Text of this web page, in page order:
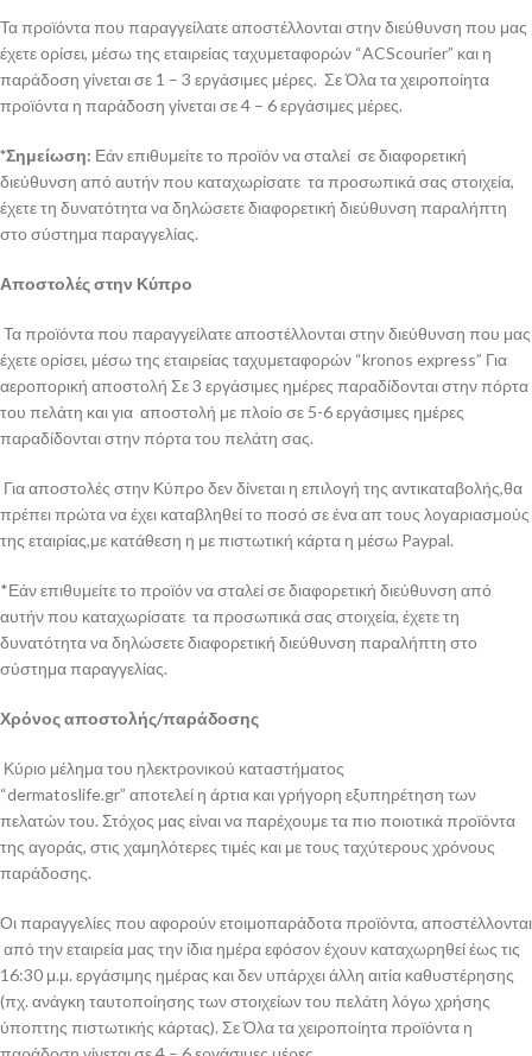
Τα προϊόντα που παραγγείλατε αποστέλλονται στην διεύθυνση που μας
έχετε ορίσει, μέσω της εταιρείας ταχυμεταφορών “ACScourier” και η
παράδοση γίνεται σε 1 – 3 εργάσιμες μέρες. Σε Όλα τα χειροποίητα
προϊόντα η παράδοση γίνεται σε 4 – 6 εργάσιμες μέρες.
*Σημείωση: Εάν επιθυμείτε το προϊόν να σταλεί σε διαφορετική
διεύθυνση από αυτήν που καταχωρίσατε τα προσωπικά σας στοιχεία,
έχετε τη δυνατότητα να δηλώσετε διαφορετική διεύθυνση παραλήπτη
στο σύστημα παραγγελίας.
Αποστολές στην Κύπρο
Τα προϊόντα που παραγγείλατε αποστέλλονται στην διεύθυνση που μας
έχετε ορίσει, μέσω της εταιρείας ταχυμεταφορών “kronos express” Για
αεροπορική αποστολή Σε 3 εργάσιμες ημέρες παραδίδονται στην πόρτα
του πελάτη και για αποστολή με πλοίο σε 5-6 εργάσιμες ημέρες
παραδίδονται στην πόρτα του πελάτη σας.
Για αποστολές στην Κύπρο δεν δίνεται η επιλογή της αντικαταβολής,θα
πρέπει πρώτα να έχει καταβληθεί το ποσό σε ένα απ τους λογαριασμούς
της εταιρίας,με κατάθεση η με πιστωτική κάρτα η μέσω Paypal.
*Εάν επιθυμείτε το προϊόν να σταλεί σε διαφορετική διεύθυνση από
αυτήν που καταχωρίσατε τα προσωπικά σας στοιχεία, έχετε τη
δυνατότητα να δηλώσετε διαφορετική διεύθυνση παραλήπτη στο
σύστημα παραγγελίας.
Χρόνος αποστολής/παράδοσης
Κύριο μέλημα του ηλεκτρονικού καταστήματος
“dermatoslife.gr” αποτελεί η άρτια και γρήγορη εξυπηρέτηση των
πελατών του. Στόχος μας είναι να παρέχουμε τα πιο ποιοτικά προϊόντα
της αγοράς, στις χαμηλότερες τιμές και με τους ταχύτερους χρόνους
παράδοσης.
Οι παραγγελίες που αφορούν ετοιμοπαράδοτα προϊόντα, αποστέλλονται
από την εταιρεία μας την ίδια ημέρα εφόσον έχουν καταχωρηθεί έως τις
16:30 μ.μ. εργάσιμης ημέρας και δεν υπάρχει άλλη αιτία καθυστέρησης
(πχ. ανάγκη ταυτοποίησης των στοιχείων του πελάτη λόγω χρήσης
ύποπτης πιστωτικής κάρτας). Σε Όλα τα χειροποίητα προϊόντα η